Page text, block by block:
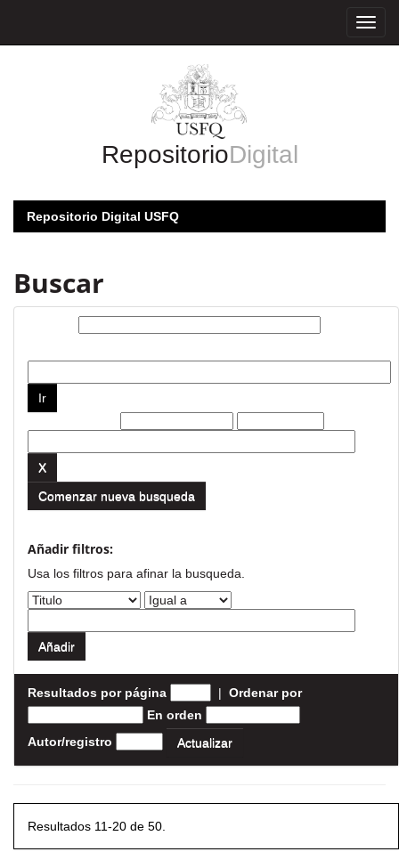
RepositorioDigital
Repositorio Digital USFQ
Buscar
Comenzar nueva busqueda
Añadir filtros:
Usa los filtros para afinar la busqueda.
Resultados por página | Ordenar por
En orden
Autor/registro
Resultados 11-20 de 50.